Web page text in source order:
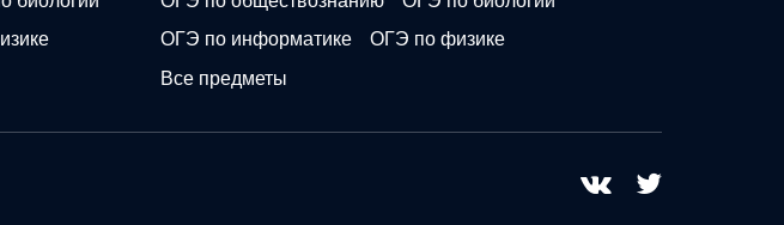
ОГЭ по информатике
ОГЭ по физике
Все предметы